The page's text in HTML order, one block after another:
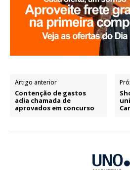
Artigo anterior
Contenção de gastos
adia chamada de
aprovados em concurso